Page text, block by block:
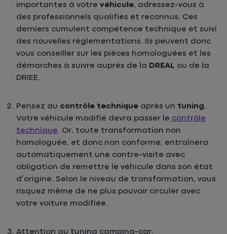
importantes à votre véhicule, adressez-vous à
des professionnels qualifiés et reconnus. Ces
derniers cumulent compétence technique et suivi
des nouvelles réglementations. Ils peuvent donc
vous conseiller sur les pièces homologuées et les
démarches à suivre auprès de la DREAL ou de la
DRIEE.
Pensez au contrôle technique après un tuning.
Votre véhicule modifié devra passer le contrôle
technique. Or, toute transformation non
homologuée, et donc non conforme, entraînera
automatiquement une contre-visite avec
obligation de remettre le véhicule dans son état
d’origine. Selon le niveau de transformation, vous
risquez même de ne plus pouvoir circuler avec
votre voiture modifiée.
Attention au tuning camping-car.